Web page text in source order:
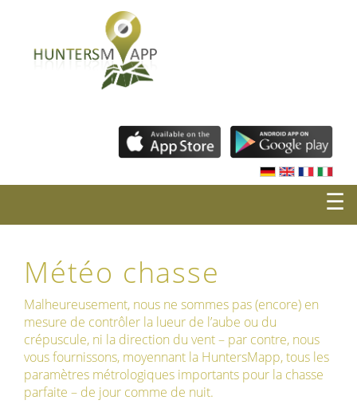
☰
Météo chasse
Malheureusement, nous ne sommes pas (encore) en
mesure de contrôler la lueur de l’aube ou du
crépuscule, ni la direction du vent – par contre, nous
vous fournissons, moyennant la HuntersMapp, tous les
paramètres métrologiques importants pour la chasse
parfaite – de jour comme de nuit.